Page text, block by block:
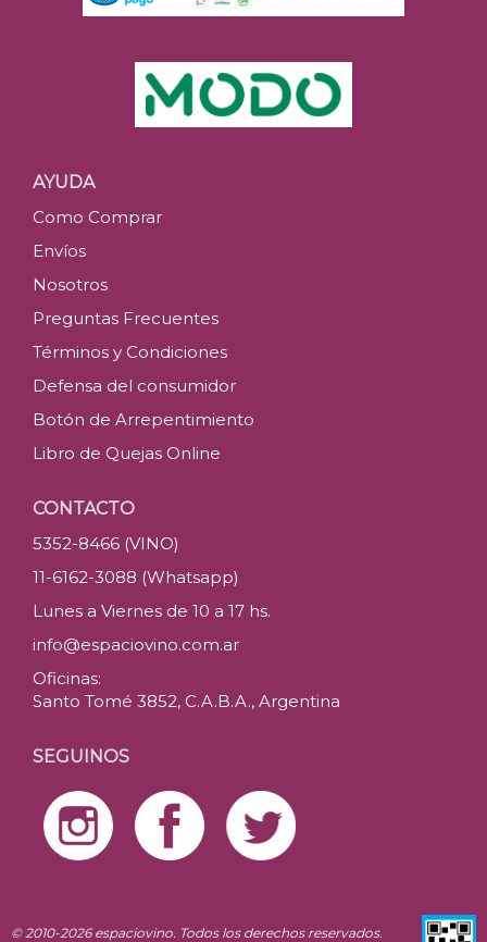
AYUDA
Como Comprar
Envíos
Nosotros
Preguntas Frecuentes
Términos y Condiciones
Defensa del consumidor
Botón de Arrepentimiento
Libro de Quejas Online
CONTACTO
5352-8466 (VINO)
11-6162-3088 (Whatsapp)
Lunes a Viernes de 10 a 17 hs.
info@espaciovino.com.ar
Oficinas:
Santo Tomé 3852, C.A.B.A., Argentina
SEGUINOS
© 2010-2026 espaciovino. Todos los derechos reservados.